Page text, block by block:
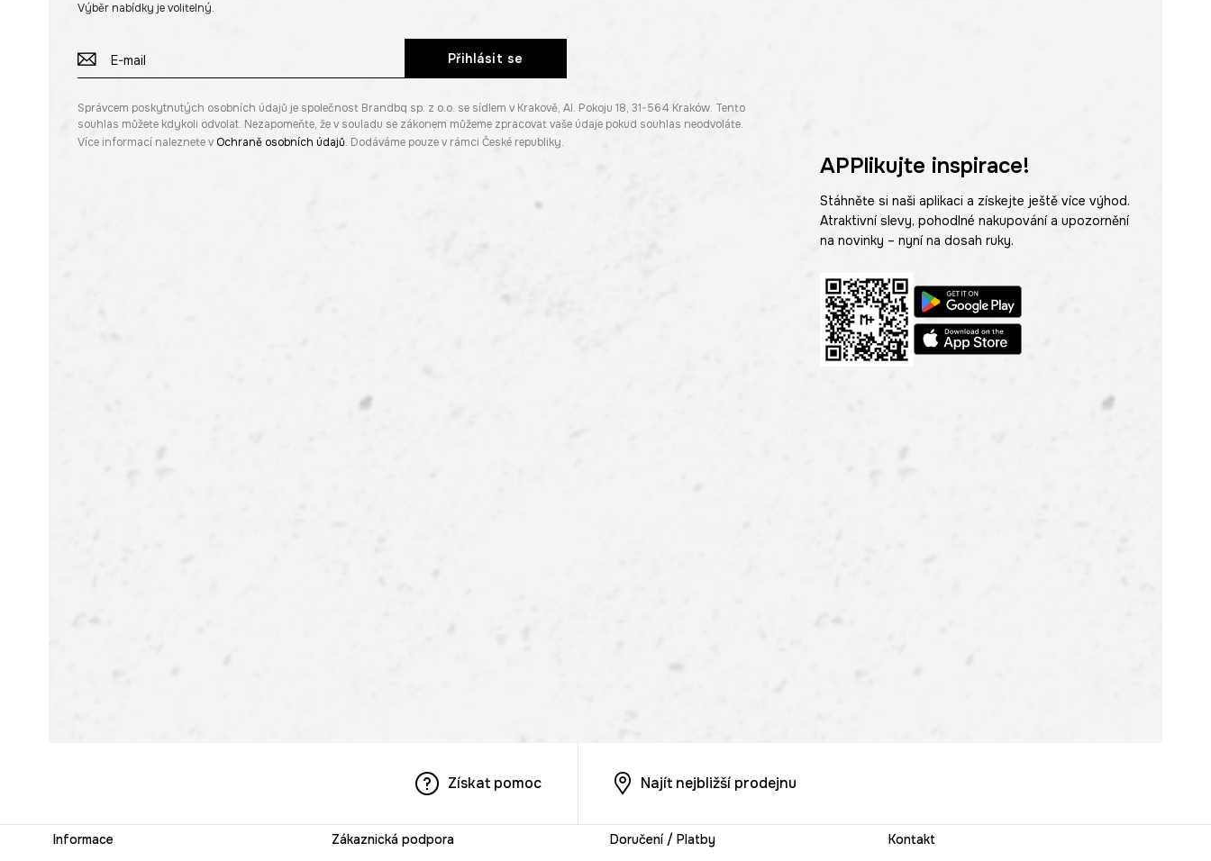
Výběr nabídky je volitelný.
Přihlásit se
Správcem poskytnutých osobních údajů je společnost Brandbq sp. z o.o. se sídlem v Krakově, Al. Pokoju 18, 31-564 Kraków. Tento
souhlas můžete kdykoli odvolat. Nezapomeňte, že v souladu se zákonem můžeme zpracovat vaše údaje pokud souhlas neodvoláte.
Více informací naleznete v Ochraně osobních údajů. Dodáváme pouze v rámci České republiky.
APPlikujte inspirace!
Stáhněte si naši aplikaci a získejte ještě více výhod.
Atraktivní slevy, pohodlné nakupování a upozornění
na novinky – nyní na dosah ruky.
Získat pomoc Najít nejbližší prodejnu
Informace Zákaznická podpora Doručení / Platby Kontakt